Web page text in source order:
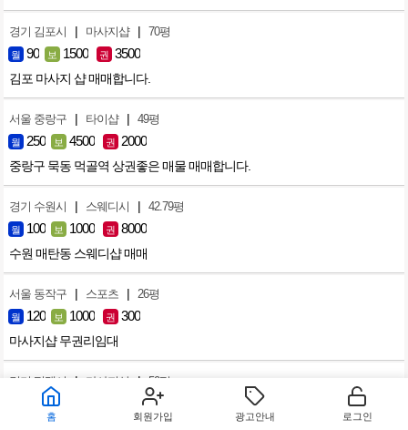
경기 김포시 | 마사지샵 | 70평
월 90 보 1500 권 3500
김포 마사지 샵 매매합니다.
서울 중랑구 | 타이샵 | 49평
월 250 보 4500 권 2000
중랑구 묵동 먹골역 상권좋은 매물 매매합니다.
경기 수원시 | 스웨디시 | 42.79평
월 100 보 1000 권 8000
수원 매탄동 스웨디샵 매매
서울 동작구 | 스포츠 | 26평
월 120 보 1000 권 300
마사지샵 무권리임대
경기 평택시 | 마사지샵 | 50평
155 보 3000
홈 회원가입 광고안내 로그인